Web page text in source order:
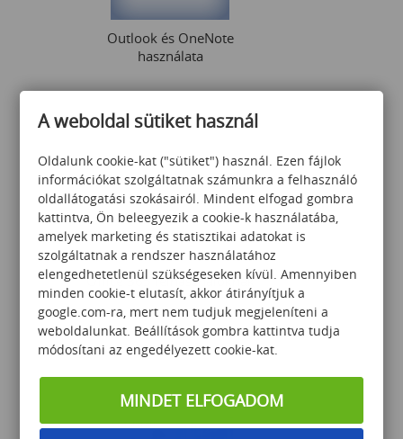
Outlook és OneNote
használata
49 000Ft
Office 365 felhasználóknak
A weboldal sütiket használ
Oldalunk cookie-kat ("sütiket") használ. Ezen fájlok
információkat szolgáltatnak számunkra a felhasználó
oldallátogatási szokásairól. Mindent elfogad gombra
kattintva, Ön beleegyezik a cookie-k használatába,
amelyek marketing és statisztikai adatokat is
szolgáltatnak a rendszer használatához
elengedhetetlenül szükségeseken kívül. Amennyiben
minden cookie-t elutasít, akkor átirányítjuk a
google.com-ra, mert nem tudjuk megjeleníteni a
weboldalunkat. Beállítások gombra kattintva tudja
módosítani az engedélyezett cookie-kat.
MINDET ELFOGADOM